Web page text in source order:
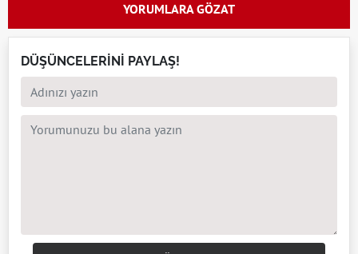
YORUMLARA GÖZAT
DÜŞÜNCELERİNİ PAYLAŞ!